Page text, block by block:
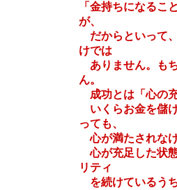
「金持ちになるこ
が、
だからといって
けでは
ありません。も
ん。
成功とは「心の
いくらお金を儲
っても、
心が満たされな
心が充足した状
リティ
を続けているう